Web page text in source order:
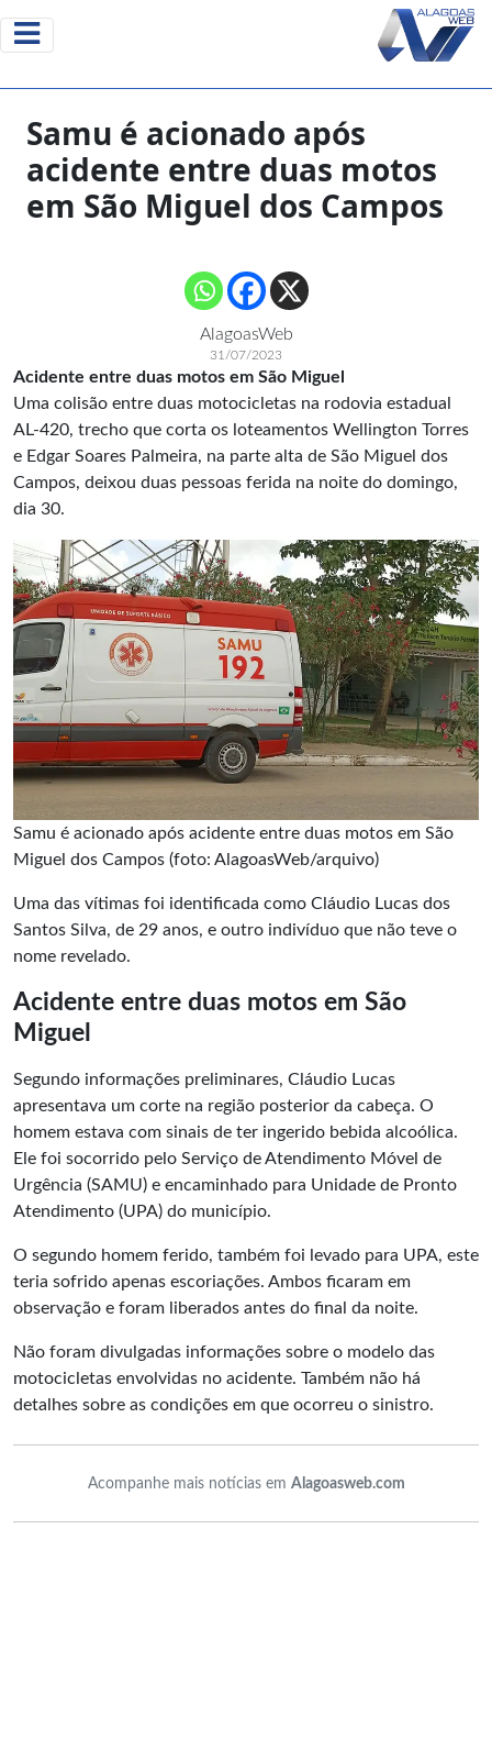
Samu é acionado após
acidente entre duas motos
em São Miguel dos Campos
AlagoasWeb
31/07/2023
Acidente entre duas motos em São Miguel
Uma colisão entre duas motocicletas na rodovia estadual
AL-420, trecho que corta os loteamentos Wellington Torres
e Edgar Soares Palmeira, na parte alta de São Miguel dos
Campos, deixou duas pessoas ferida na noite do domingo,
dia 30.
Samu é acionado após acidente entre duas motos em São
Miguel dos Campos (foto: AlagoasWeb/arquivo)
Uma das vítimas foi identificada como Cláudio Lucas dos
Santos Silva, de 29 anos, e outro indivíduo que não teve o
nome revelado.
Acidente entre duas motos em São
Miguel
Segundo informações preliminares, Cláudio Lucas
apresentava um corte na região posterior da cabeça. O
homem estava com sinais de ter ingerido bebida alcoólica.
Ele foi socorrido pelo Serviço de Atendimento Móvel de
Urgência (SAMU) e encaminhado para Unidade de Pronto
Atendimento (UPA) do município.
O segundo homem ferido, também foi levado para UPA, este
teria sofrido apenas escoriações. Ambos ficaram em
observação e foram liberados antes do final da noite.
Não foram divulgadas informações sobre o modelo das
motocicletas envolvidas no acidente. Também não há
detalhes sobre as condições em que ocorreu o sinistro.
Acompanhe mais notícias em Alagoasweb.com